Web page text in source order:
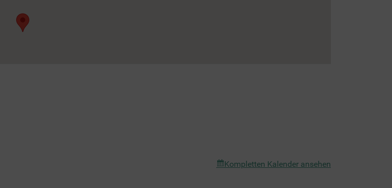
Kompletten Kalender ansehen